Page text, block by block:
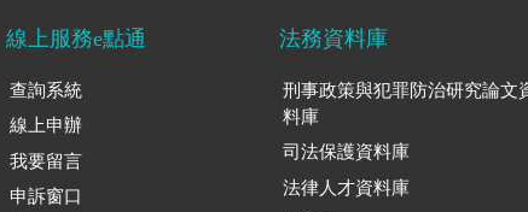
線上服務e點通
查詢系統
線上申辦
我要留言
申訴窗口
法務資料庫
刑事政策與犯罪防治研究論文
料庫
司法保護資料庫
法律人才資料庫